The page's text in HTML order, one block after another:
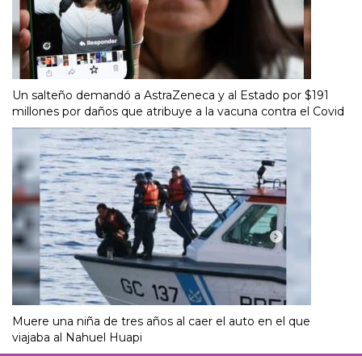
Un salteño demandó a AstraZeneca y al Estado por $191
millones por daños que atribuye a la vacuna contra el Covid
Muere una niña de tres años al caer el auto en el que
viajaba al Nahuel Huapi